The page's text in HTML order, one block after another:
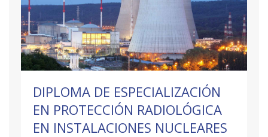
DIPLOMA DE ESPECIALIZACIÓN
EN PROTECCIÓN RADIOLÓGICA
EN INSTALACIONES NUCLEARES